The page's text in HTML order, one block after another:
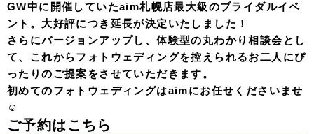
GW中に開催していたaim札幌店最大級のブライダルイベ
ント。大好評につき延長が決定いたしました！
さらにバージョンアップし、体験型の丸わかり相談会とし
て、これからフォトウェディングを控えられるお二人にぴ
ったりのご提案をさせていただきます。
初めてのフォトウェディングはaimにお任せくださいませ
☺️
ご予約はこちら